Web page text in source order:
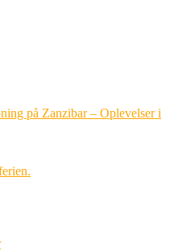
på Zanzibar – Oplevelser i